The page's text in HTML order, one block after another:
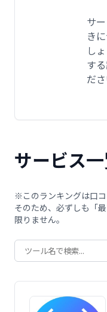
サ
き
し
す
ださ
サービス
※このランキングは口コ
そのため、必ずしも「
限りません。